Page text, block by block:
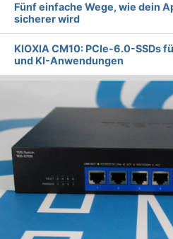
Fünf einfache Wege, wie dein
sicherer wird
KIOXIA CM10: PCIe-6.0-SSDs
und KI-Anwendungen